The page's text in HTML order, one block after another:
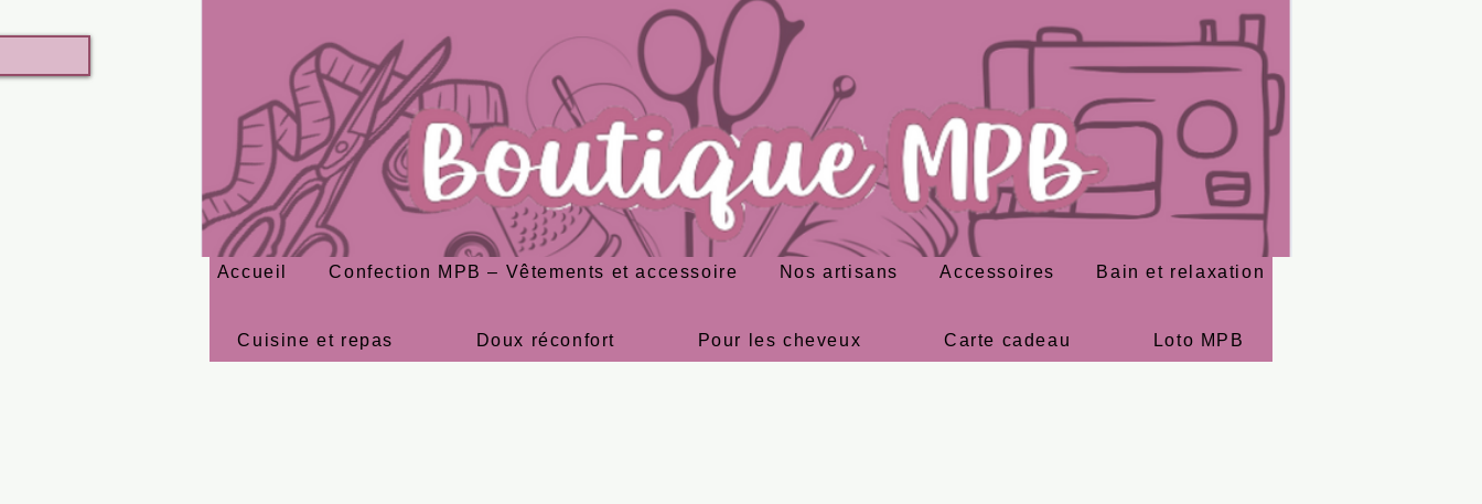
Accueil Confection MPB – Vêtements et accessoire Nos artisans Accessoires Bain et relaxation
Cuisine et repas Doux réconfort Pour les cheveux Carte cadeau Loto MPB